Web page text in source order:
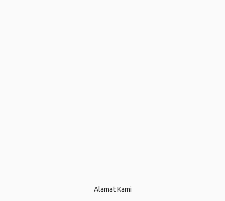
Alamat Kami